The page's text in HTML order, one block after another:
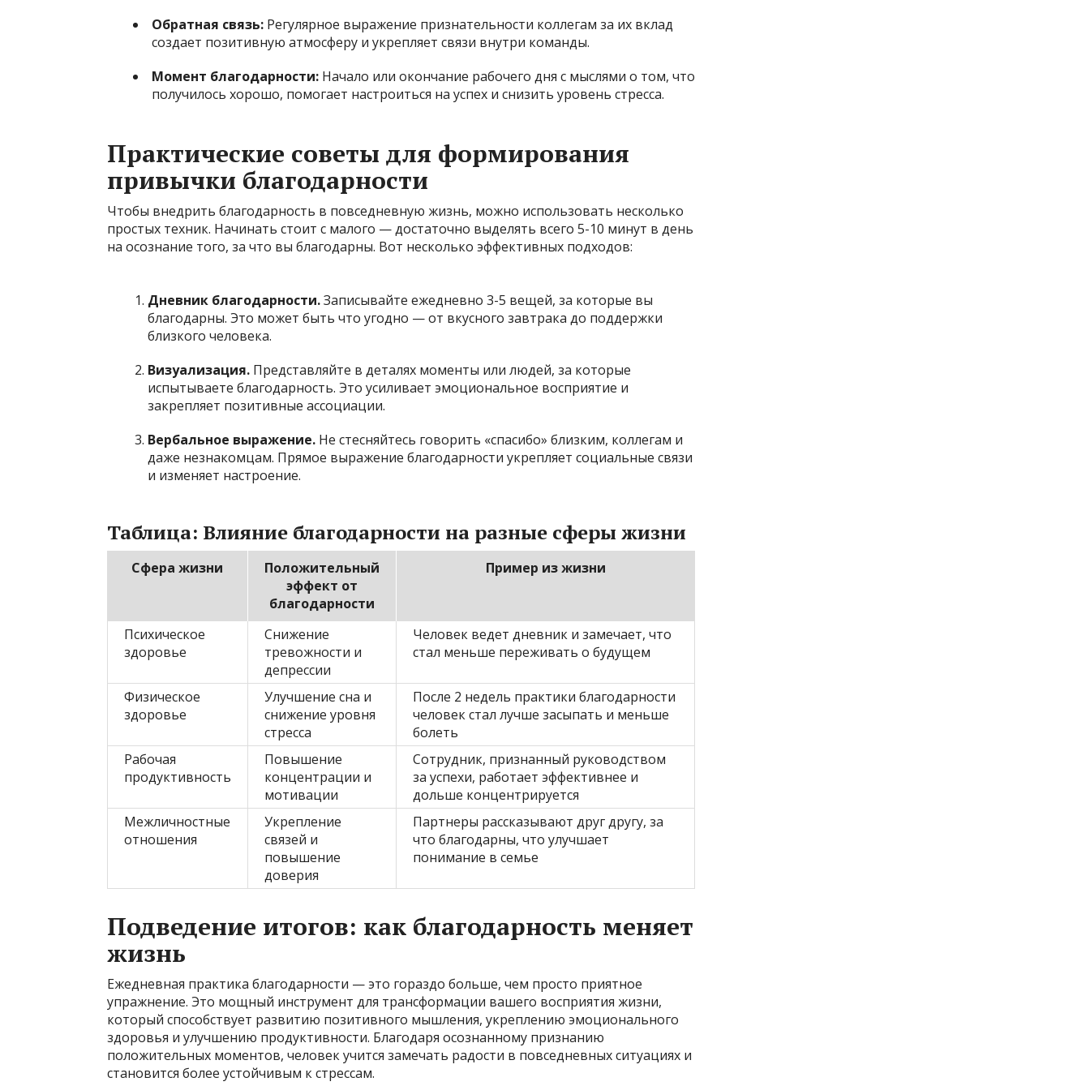
Обратная связь: Регулярное выражение признательности коллегам за их вклад
создает позитивную атмосферу и укрепляет связи внутри команды.
Момент благодарности: Начало или окончание рабочего дня с мыслями о том, что
получилось хорошо, помогает настроиться на успех и снизить уровень стресса.
Практические советы для формирования
привычки благодарности
Чтобы внедрить благодарность в повседневную жизнь, можно использовать несколько
простых техник. Начинать стоит с малого — достаточно выделять всего 5-10 минут в день
на осознание того, за что вы благодарны. Вот несколько эффективных подходов:
Дневник благодарности.Записывайте ежедневно 3-5 вещей, за которые вы
благодарны. Это может быть что угодно — от вкусного завтрака до поддержки
близкого человека.
Визуализация. Представляйте в деталях моменты или людей, за которые
испытываете благодарность. Это усиливает эмоциональное восприятие и
закрепляет позитивные ассоциации.
Вербальное выражение. Не стесняйтесь говорить «спасибо» близким, коллегам и
даже незнакомцам. Прямое выражение благодарности укрепляет социальные связи
и изменяет настроение.
Таблица: Влияние благодарности на разные сферы жизни
Сфера жизни
Положительный
эффект от
благодарности
Пример из жизни
Психическое
здоровье
Снижение
тревожности и
депрессии
Человек ведет дневник и замечает, что
стал меньше переживать о будущем
Физическое
здоровье
Улучшение сна и
снижение уровня
стресса
После 2 недель практики благодарности
человек стал лучше засыпать и меньше
болеть
Рабочая
продуктивность
Повышение
концентрации и
мотивации
Сотрудник, признанный руководством
за успехи, работает эффективнее и
дольше концентрируется
Межличностные
отношения
Укрепление
связей и
повышение
доверия
Партнеры рассказывают друг другу, за
что благодарны, что улучшает
понимание в семье
Подведение итогов: как благодарность меняет
жизнь
Ежедневная практика благодарности — это гораздо больше, чем просто приятное
упражнение. Это мощный инструмент для трансформации вашего восприятия жизни,
который способствует развитию позитивного мышления, укреплению эмоционального
здоровья и улучшению продуктивности. Благодаря осознанному признанию
положительных моментов, человек учится замечать радости в повседневных ситуациях и
становится более устойчивым к стрессам.